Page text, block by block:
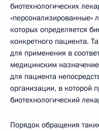
биотехнологических
«персонализированные»
которых определяется
конкретного пациента.
для применения в
медицинским
для пациента
организации, в которой
биотехнологический
Порядок обращения